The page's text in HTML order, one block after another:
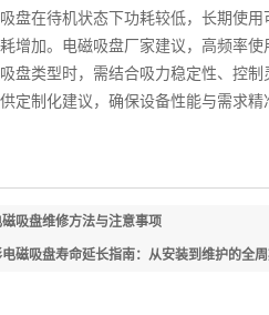
在待机状态下功耗较低，长期使用
增加。电磁吸盘厂家建议，高频率使
类型时，需结合吸力稳定性、控制
定制化建议，确保设备性能与需求精
吸盘维修方法与注意事项
磁吸盘寿命延长指南：从安装到维护的全